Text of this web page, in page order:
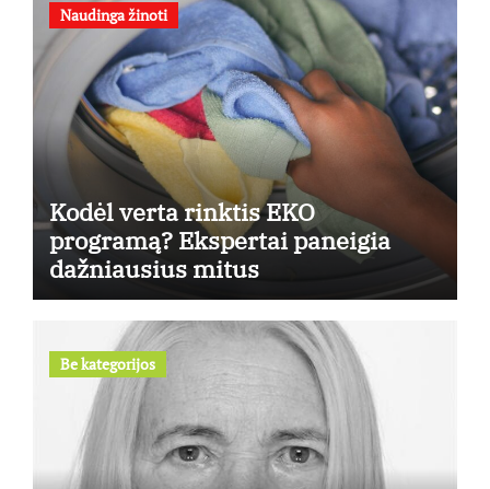
Naudinga žinoti
Kodėl verta rinktis EKO
programą? Ekspertai paneigia
dažniausius mitus
Be kategorijos